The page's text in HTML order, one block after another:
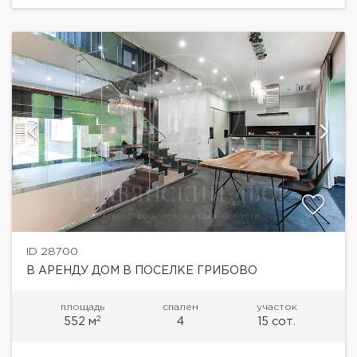
ID 28700
В АРЕНДУ ДОМ В ПОСЕЛКЕ ГРИБОВО
площадь
552 м2
спален
4
участок
15 сот.